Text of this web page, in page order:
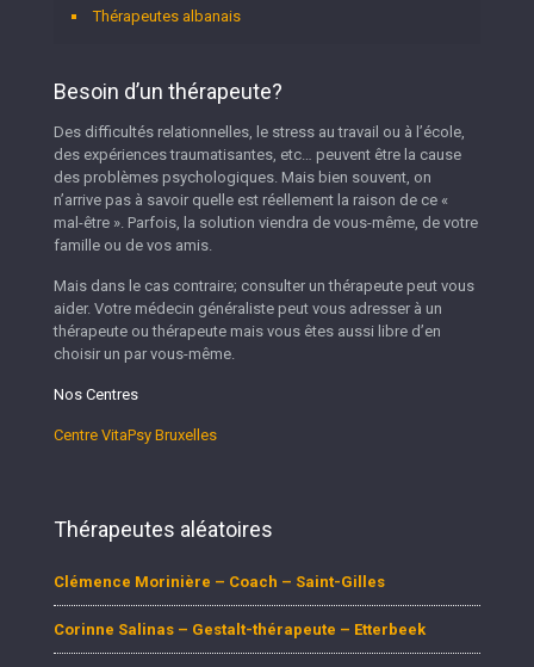
Thérapeutes albanais
Besoin d’un thérapeute?
Des difficultés relationnelles, le stress au travail ou à l’école,
des expériences traumatisantes, etc… peuvent être la cause
des problèmes psychologiques. Mais bien souvent, on
n’arrive pas à savoir quelle est réellement la raison de ce «
mal-être ». Parfois, la solution viendra de vous-même, de votre
famille ou de vos amis.
Mais dans le cas contraire; consulter un thérapeute peut vous
aider. Votre médecin généraliste peut vous adresser à un
thérapeute ou thérapeute mais vous êtes aussi libre d’en
choisir un par vous-même.
Nos Centres
Centre VitaPsy Bruxelles
Thérapeutes aléatoires
Clémence Morinière – Coach – Saint-Gilles
Corinne Salinas – Gestalt-thérapeute – Etterbeek